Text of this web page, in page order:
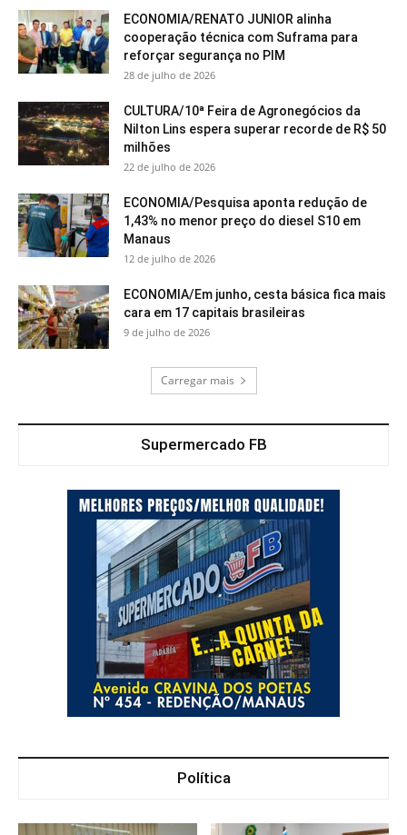
ECONOMIA/RENATO JUNIOR alinha
cooperação técnica com Suframa para
reforçar segurança no PIM
28 de julho de 2026
CULTURA/10ª Feira de Agronegócios da
Nilton Lins espera superar recorde de R$ 50
milhões
22 de julho de 2026
ECONOMIA/Pesquisa aponta redução de
1,43% no menor preço do diesel S10 em
Manaus
12 de julho de 2026
ECONOMIA/Em junho, cesta básica fica mais
cara em 17 capitais brasileiras
9 de julho de 2026
Carregar mais
Supermercado FB
Política